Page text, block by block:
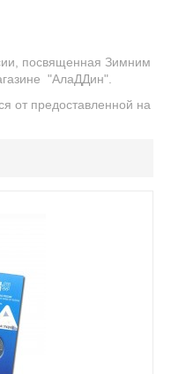
посвященная Зимним
"АлаДДин".
от предоставленной на